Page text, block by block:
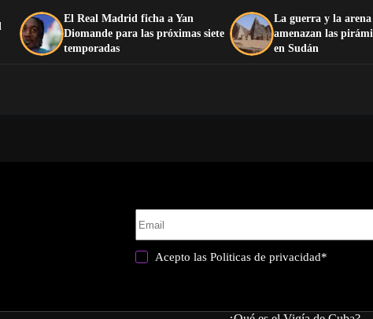
El Real Madrid ficha a Yan
Diomande para las próximas siete
temporadas
La guerra y la
amenazan las
en Sudán
Acepto lasPoliticas de privacidad*